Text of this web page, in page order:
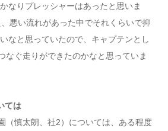
なりプレッシャーはあったと思いま
悪い流れがあった中でそれくらいで抑
なと思っていたので、キャプテンとし
なぐ走りができたのかなと思っていま
ては
（慎太朗、社2）については、ある程度